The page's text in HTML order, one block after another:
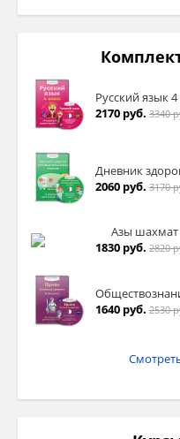
Русский язык
2170 руб. 3340
Дневник
2060 руб. 3170
Азы шахмат
1830 руб. 2820
1640 руб. 2530